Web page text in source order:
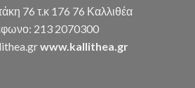
76 τ.κ 176 76 Καλλιθέα
213 2070300
www.kallithea.gr